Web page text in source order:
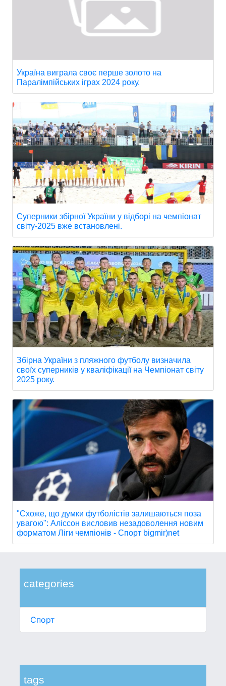
categories
Спорт
tags
Україна виграла своє перше золото на
Паралімпійських іграх 2024 року.
Суперники збірної України у відборі на чемпіонат
світу-2025 вже встановлені.
Збірна України з пляжного футболу визначила
своїх суперників у кваліфікації на Чемпіонат світу
2025 року.
"Схоже, що думки футболістів залишаються поза
увагою": Аліссон висловив незадоволення новим
форматом Ліги чемпіонів - Спорт bigmir)net